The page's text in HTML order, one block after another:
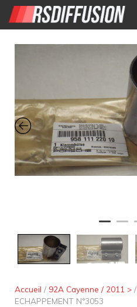
Accueil
Annonces prolongées
Atelier mécanique
Contact
Accueil / 92A Cayenne / 2011 > /
ECHAPPEMENT N°3053